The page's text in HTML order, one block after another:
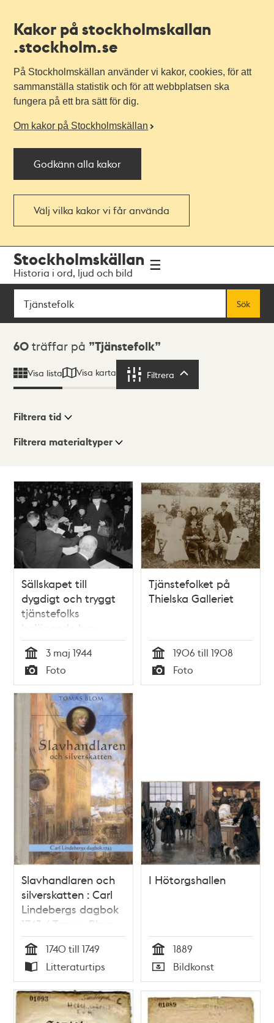
Kakor på stockholmskallan
.stockholm.se
På Stockholmskällan använder vi kakor, cookies, för att
sammanställa statistik och för att webbplatsen ska
fungera på ett bra sätt för dig.
Om kakor på Stockholmskällan
Godkänn alla kakor
Välj vilka kakor vi får använda
navigationen
huvudinnehållet
Stockholmskällan
Historia i ord, ljud och bild
Sök
Sök
Sökresultat
60 träffar på Tjänstefolk
Visa lista Visa karta Filtrera
Visningsläge
ListaKarta
Filtrera tid
Filtrera materialtyper
träffar
Sällskapet till
dygdigt och tryggt
tjänstefolks
belönande har
årssammankomst
och delar ut
ekonomisk belöning
till trotjänarinnor
som varit i tjänst i
mer än 20 år
Tid
3 maj 1944
Typ
Foto
Tjänstefolket på
Thielska Galleriet
Tid
1906 till 1908
Typ
Foto
Slavhandlaren och
silverskatten : Carl
Lindebergs dagbok
1743 / Tomas Blom
Tid
1740 till 1749
Typ
Litteraturtips
I Hötorgshallen
Tid
1889
Typ
Bildkonst